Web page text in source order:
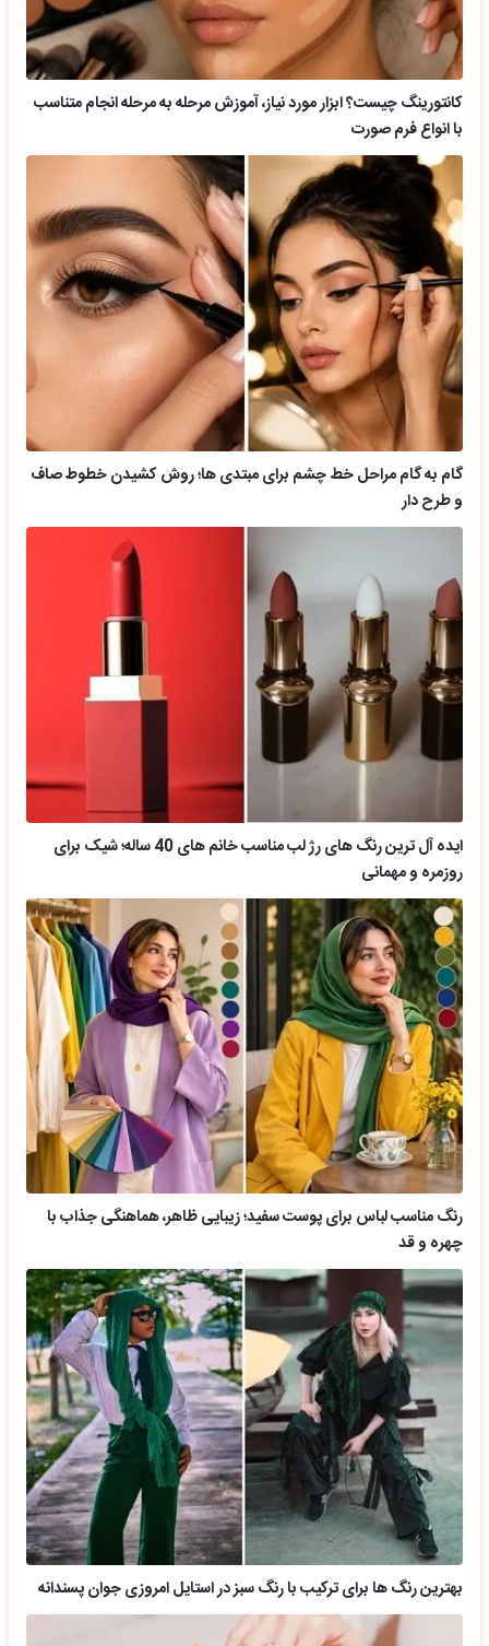
کانتورینگ چیست؟ ابزار مورد نیاز، آموزش مرحله به مرحله انجام متناسب
با انواع فرم صورت
گام به گام مراحل خط چشم برای مبتدی ها؛ روش کشیدن خطوط صاف
و طرح دار
ایده آل ترین رنگ های رژ لب مناسب خانم های 40 ساله؛ شیک برای
روزمره و مهمانی
رنگ مناسب لباس برای پوست سفید؛ زیبایی ظاهر، هماهنگی جذاب با
چهره و قد
بهترین رنگ ها برای ترکیب با رنگ سبز در استایل امروزی جوان پسندانه